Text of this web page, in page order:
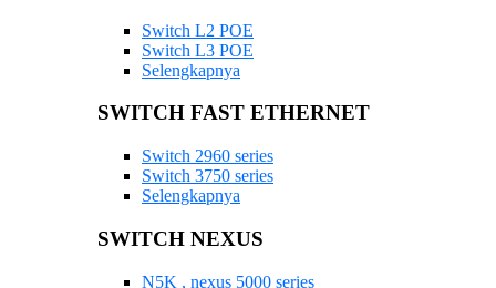
Switch L2 POE
Switch L3 POE
Selengkapnya
SWITCH FAST ETHERNET
Switch 2960 series
Switch 3750 series
Selengkapnya
SWITCH NEXUS
N5K , nexus 5000 series